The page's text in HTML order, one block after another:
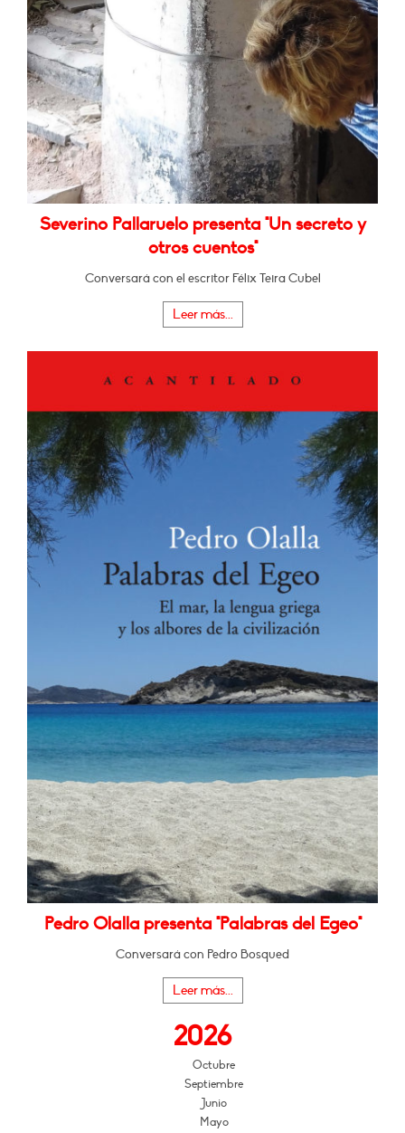
Severino Pallaruelo presenta "Un secreto y
otros cuentos"
Conversará con el escritor Félix Teira Cubel
Leer más...
Pedro Olalla presenta "Palabras del Egeo"
Conversará con Pedro Bosqued
Leer más...
2026
Octubre
Septiembre
Junio
Mayo